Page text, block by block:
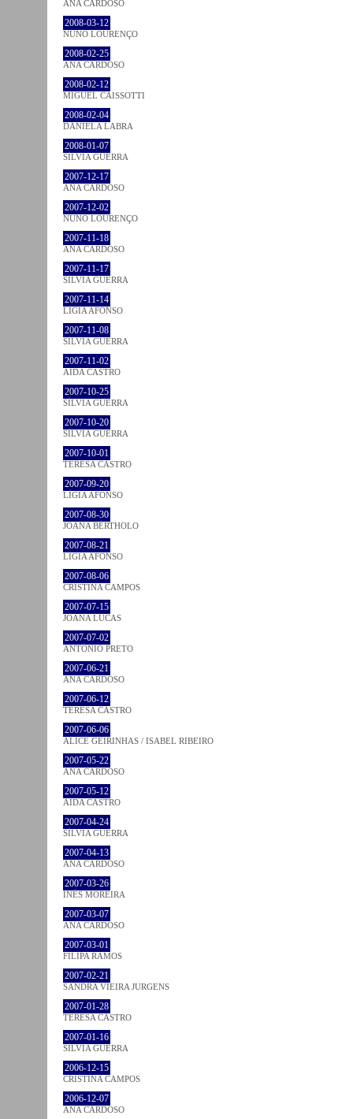
ANA CARDOSO
2008-03-12
NUNO LOURENÇO
2008-02-25
ANA CARDOSO
2008-02-12
MIGUEL CAISSOTTI
2008-02-04
DANIELA LABRA
2008-01-07
SÍLVIA GUERRA
2007-12-17
ANA CARDOSO
2007-12-02
NUNO LOURENÇO
2007-11-18
ANA CARDOSO
2007-11-17
SÍLVIA GUERRA
2007-11-14
LÍGIA AFONSO
2007-11-08
SÍLVIA GUERRA
2007-11-02
AIDA CASTRO
2007-10-25
SÍLVIA GUERRA
2007-10-20
SÍLVIA GUERRA
2007-10-01
TERESA CASTRO
2007-09-20
LÍGIA AFONSO
2007-08-30
JOANA BÉRTHOLO
2007-08-21
LÍGIA AFONSO
2007-08-06
CRISTINA CAMPOS
2007-07-15
JOANA LUCAS
2007-07-02
ANTÓNIO PRETO
2007-06-21
ANA CARDOSO
2007-06-12
TERESA CASTRO
2007-06-06
ALICE GEIRINHAS / ISABEL RIBEIRO
2007-05-22
ANA CARDOSO
2007-05-12
AIDA CASTRO
2007-04-24
SÍLVIA GUERRA
2007-04-13
ANA CARDOSO
2007-03-26
INÊS MOREIRA
2007-03-07
ANA CARDOSO
2007-03-01
FILIPA RAMOS
2007-02-21
SANDRA VIEIRA JURGENS
2007-01-28
TERESA CASTRO
2007-01-16
SÍLVIA GUERRA
2006-12-15
CRISTINA CAMPOS
2006-12-07
ANA CARDOSO